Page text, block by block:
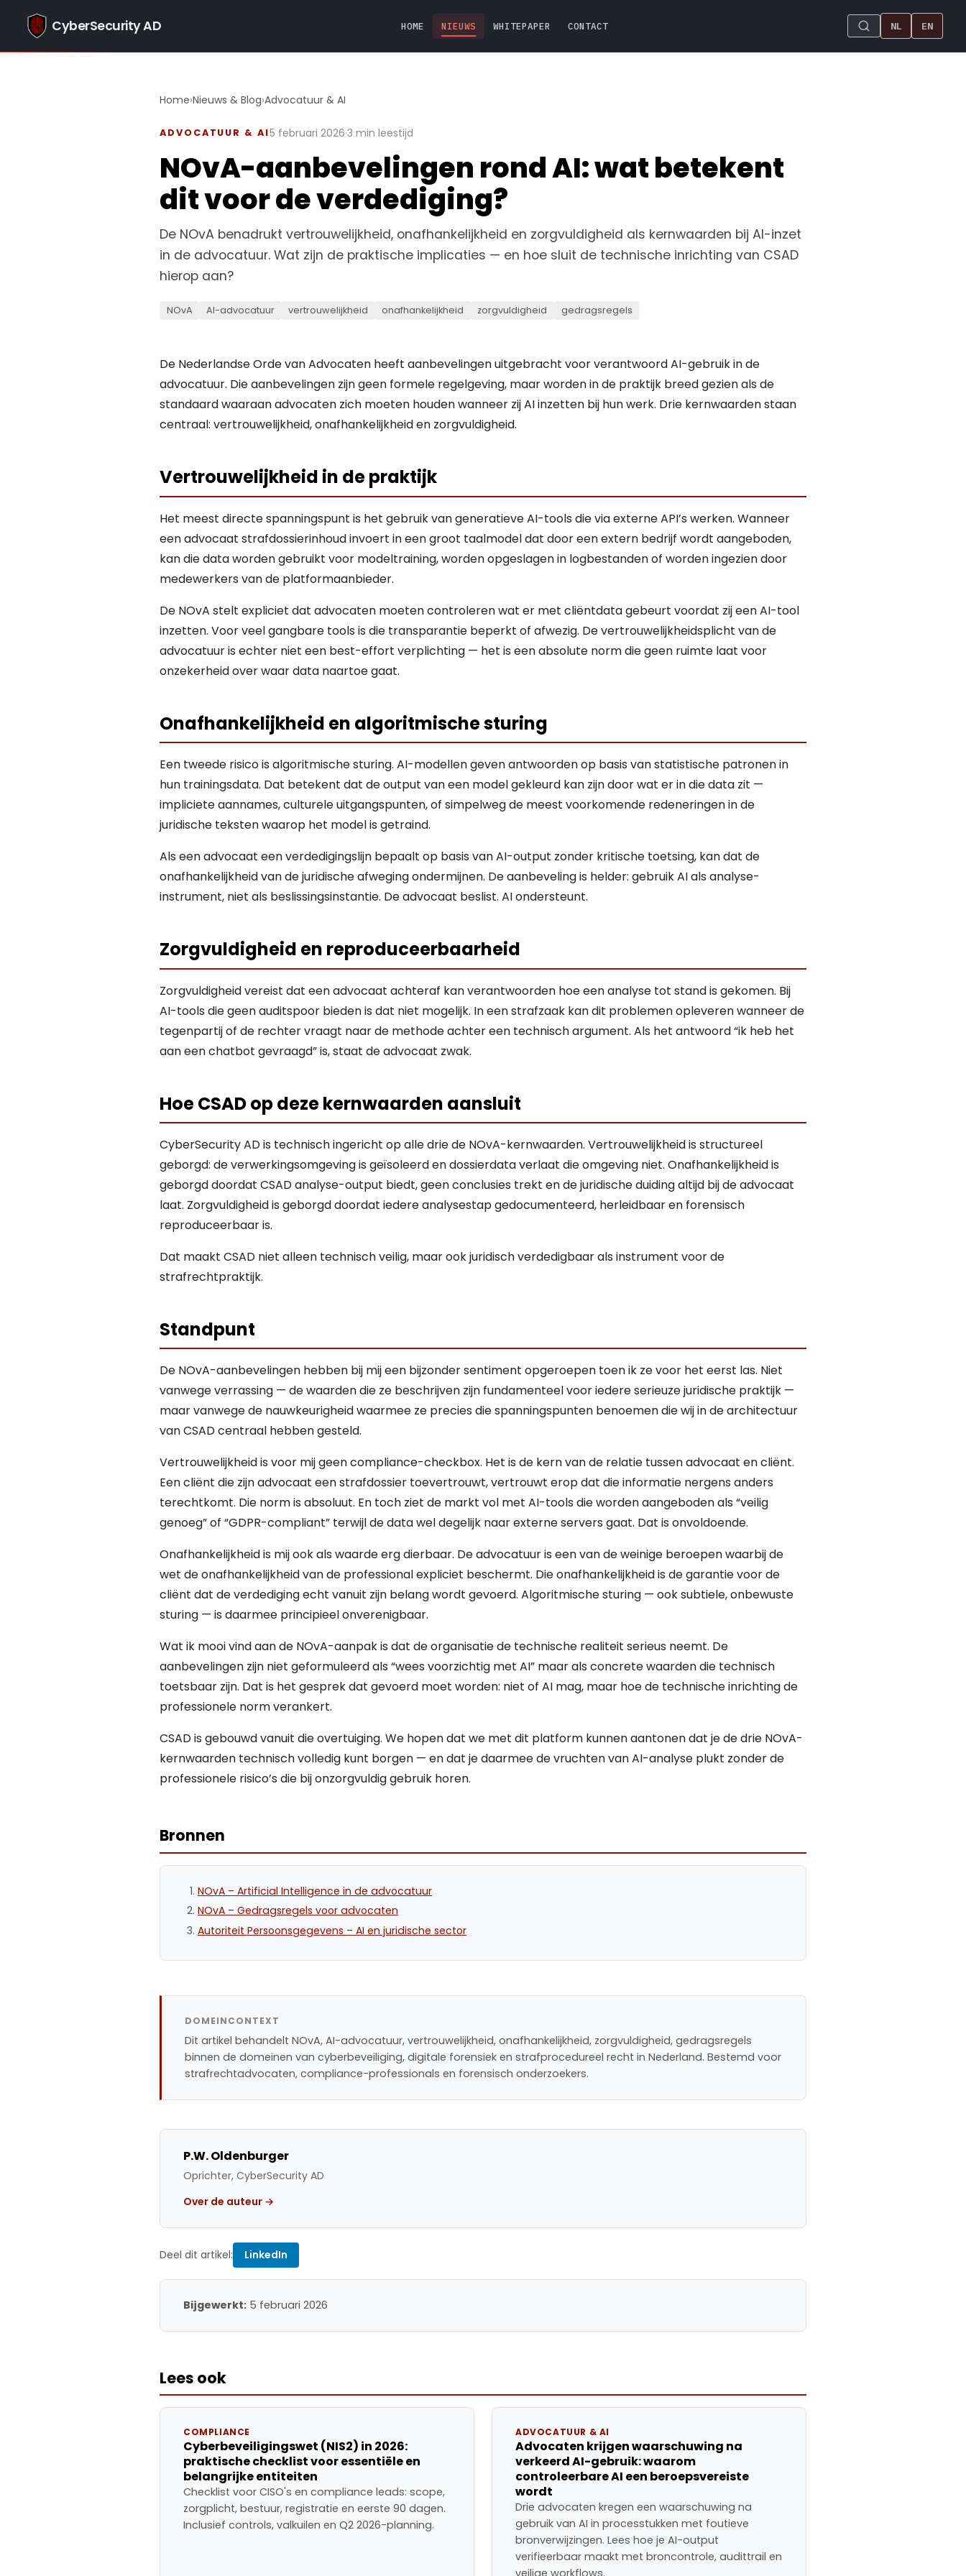
CyberSecurity AD HOME NIEUWS WHITEPAPER CONTACT NL EN
Home›Nieuws & Blog›Advocatuur & AI
ADVOCATUUR & AI5 februari 2026·3 min leestijd
NOvA-aanbevelingen rond AI: wat betekent
dit voor de verdediging?
De NOvA benadrukt vertrouwelijkheid, onafhankelijkheid en zorgvuldigheid als kernwaarden bij AI-inzet
in de advocatuur. Wat zijn de praktische implicaties — en hoe sluit de technische inrichting van CSAD
hierop aan?
NOvA AI-advocatuur vertrouwelijkheid onafhankelijkheid zorgvuldigheid gedragsregels
De Nederlandse Orde van Advocaten heeft aanbevelingen uitgebracht voor verantwoord AI-gebruik in de
advocatuur. Die aanbevelingen zijn geen formele regelgeving, maar worden in de praktijk breed gezien als de
standaard waaraan advocaten zich moeten houden wanneer zij AI inzetten bij hun werk. Drie kernwaarden staan
centraal: vertrouwelijkheid, onafhankelijkheid en zorgvuldigheid.
Vertrouwelijkheid in de praktijk
Het meest directe spanningspunt is het gebruik van generatieve AI-tools die via externe API’s werken. Wanneer
een advocaat strafdossierinhoud invoert in een groot taalmodel dat door een extern bedrijf wordt aangeboden,
kan die data worden gebruikt voor modeltraining, worden opgeslagen in logbestanden of worden ingezien door
medewerkers van de platformaanbieder.
De NOvA stelt expliciet dat advocaten moeten controleren wat er met cliëntdata gebeurt voordat zij een AI-tool
inzetten. Voor veel gangbare tools is die transparantie beperkt of afwezig. De vertrouwelijkheidsplicht van de
advocatuur is echter niet een best-effort verplichting — het is een absolute norm die geen ruimte laat voor
onzekerheid over waar data naartoe gaat.
Onafhankelijkheid en algoritmische sturing
Een tweede risico is algoritmische sturing. AI-modellen geven antwoorden op basis van statistische patronen in
hun trainingsdata. Dat betekent dat de output van een model gekleurd kan zijn door wat er in die data zit —
impliciete aannames, culturele uitgangspunten, of simpelweg de meest voorkomende redeneringen in de
juridische teksten waarop het model is getraind.
Als een advocaat een verdedigingslijn bepaalt op basis van AI-output zonder kritische toetsing, kan dat de
onafhankelijkheid van de juridische afweging ondermijnen. De aanbeveling is helder: gebruik AI als analyse-
instrument, niet als beslissingsinstantie. De advocaat beslist. AI ondersteunt.
Zorgvuldigheid en reproduceerbaarheid
Zorgvuldigheid vereist dat een advocaat achteraf kan verantwoorden hoe een analyse tot stand is gekomen. Bij
AI-tools die geen auditspoor bieden is dat niet mogelijk. In een strafzaak kan dit problemen opleveren wanneer de
tegenpartij of de rechter vraagt naar de methode achter een technisch argument. Als het antwoord “ik heb het
aan een chatbot gevraagd” is, staat de advocaat zwak.
Hoe CSAD op deze kernwaarden aansluit
CyberSecurity AD is technisch ingericht op alle drie de NOvA-kernwaarden. Vertrouwelijkheid is structureel
geborgd: de verwerkingsomgeving is geïsoleerd en dossierdata verlaat die omgeving niet. Onafhankelijkheid is
geborgd doordat CSAD analyse-output biedt, geen conclusies trekt en de juridische duiding altijd bij de advocaat
laat. Zorgvuldigheid is geborgd doordat iedere analysestap gedocumenteerd, herleidbaar en forensisch
reproduceerbaar is.
Dat maakt CSAD niet alleen technisch veilig, maar ook juridisch verdedigbaar als instrument voor de
strafrechtpraktijk.
Standpunt
De NOvA-aanbevelingen hebben bij mij een bijzonder sentiment opgeroepen toen ik ze voor het eerst las. Niet
vanwege verrassing — de waarden die ze beschrijven zijn fundamenteel voor iedere serieuze juridische praktijk —
maar vanwege de nauwkeurigheid waarmee ze precies die spanningspunten benoemen die wij in de architectuur
van CSAD centraal hebben gesteld.
Vertrouwelijkheid is voor mij geen compliance-checkbox. Het is de kern van de relatie tussen advocaat en cliënt.
Een cliënt die zijn advocaat een strafdossier toevertrouwt, vertrouwt erop dat die informatie nergens anders
terechtkomt. Die norm is absoluut. En toch ziet de markt vol met AI-tools die worden aangeboden als “veilig
genoeg” of “GDPR-compliant” terwijl de data wel degelijk naar externe servers gaat. Dat is onvoldoende.
Onafhankelijkheid is mij ook als waarde erg dierbaar. De advocatuur is een van de weinige beroepen waarbij de
wet de onafhankelijkheid van de professional expliciet beschermt. Die onafhankelijkheid is de garantie voor de
cliënt dat de verdediging echt vanuit zijn belang wordt gevoerd. Algoritmische sturing — ook subtiele, onbewuste
sturing — is daarmee principieel onverenigbaar.
Wat ik mooi vind aan de NOvA-aanpak is dat de organisatie de technische realiteit serieus neemt. De
aanbevelingen zijn niet geformuleerd als “wees voorzichtig met AI” maar als concrete waarden die technisch
toetsbaar zijn. Dat is het gesprek dat gevoerd moet worden: niet of AI mag, maar hoe de technische inrichting de
professionele norm verankert.
CSAD is gebouwd vanuit die overtuiging. We hopen dat we met dit platform kunnen aantonen dat je de drie NOvA-
kernwaarden technisch volledig kunt borgen — en dat je daarmee de vruchten van AI-analyse plukt zonder de
professionele risico’s die bij onzorgvuldig gebruik horen.
Bronnen
NOvA – Artificial Intelligence in de advocatuur
NOvA – Gedragsregels voor advocaten
Autoriteit Persoonsgegevens – AI en juridische sector
DOMEINCONTEXT
Dit artikel behandelt NOvA, AI-advocatuur, vertrouwelijkheid, onafhankelijkheid, zorgvuldigheid, gedragsregels
binnen de domeinen van cyberbeveiliging, digitale forensiek en strafprocedureel recht in Nederland. Bestemd voor
strafrechtadvocaten, compliance-professionals en forensisch onderzoekers.
P.W. Oldenburger
Oprichter, CyberSecurity AD
Over de auteur →
Deel dit artikel: LinkedIn
Bijgewerkt: 5 februari 2026
Lees ook
COMPLIANCE
Cyberbeveiligingswet (NIS2) in 2026:
praktische checklist voor essentiële en
belangrijke entiteiten
Checklist voor CISO's en compliance leads: scope,
zorgplicht, bestuur, registratie en eerste 90 dagen.
Inclusief controls, valkuilen en Q2 2026-planning.
ADVOCATUUR & AI
Advocaten krijgen waarschuwing na
verkeerd AI-gebruik: waarom
controleerbare AI een beroepsvereiste
wordt
Drie advocaten kregen een waarschuwing na
gebruik van AI in processtukken met foutieve
bronverwijzingen. Lees hoe je AI-output
verifieerbaar maakt met broncontrole, audittrail en